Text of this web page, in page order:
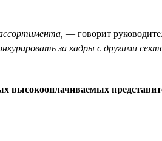
— говорит
за кадры с другими
высокооплачиваемых